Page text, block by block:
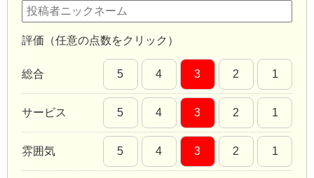
評価（任意の点数をクリック）
総合 5 4 3 2 1
サービス 5 4 3 2 1
雰囲気 5 4 3 2 1